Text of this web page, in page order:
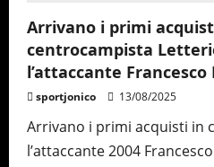
il
Cacciola
e
Francesco
Arrivano i primi
centrocampista
l’attaccante Francesco
sportjonico 13/08/2025
Arrivano i primi acquisti in
l’attaccante 2004